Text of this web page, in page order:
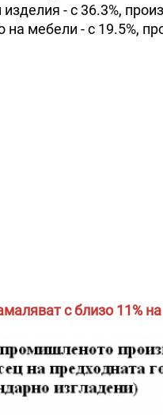
- с 36.3%,
на мебели - с 19.5%,
с близо 11%